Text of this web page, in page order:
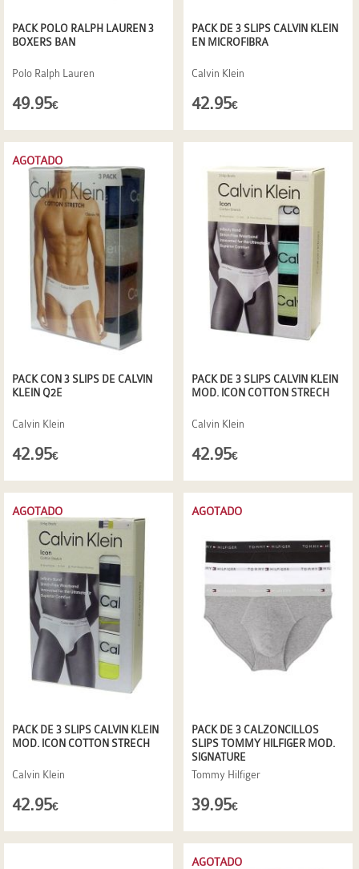
PACK POLO RALPH LAUREN 3
BOXERS BAN
Polo Ralph Lauren
49.95€
PACK DE 3 SLIPS CALVIN KLEIN
EN MICROFIBRA
Calvin Klein
42.95€
PACK CON 3 SLIPS DE CALVIN
KLEIN Q2E
Calvin Klein
AGOTADO
42.95€
PACK DE 3 SLIPS CALVIN KLEIN
MOD. ICON COTTON STRECH
Calvin Klein
42.95€
PACK DE 3 SLIPS CALVIN KLEIN
MOD. ICON COTTON STRECH
Calvin Klein
AGOTADO
42.95€
PACK DE 3 CALZONCILLOS
SLIPS TOMMY HILFIGER MOD.
SIGNATURE
Tommy Hilfiger
AGOTADO
39.95€
AGOTADO